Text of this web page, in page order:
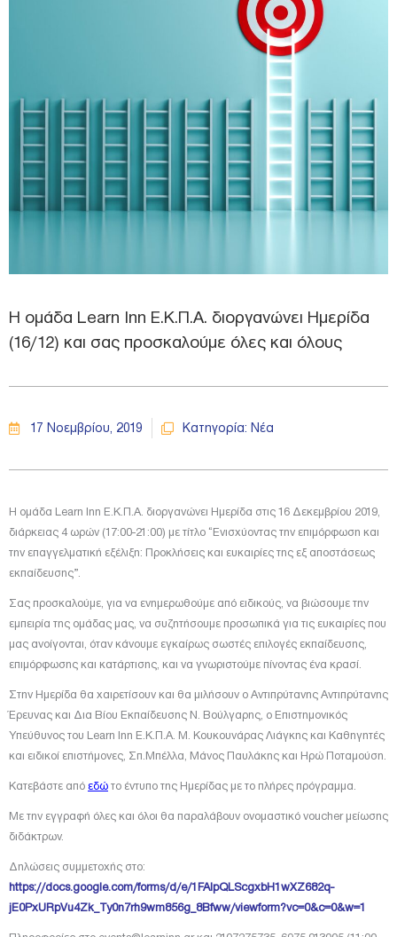
Η ομάδα Learn Inn Ε.Κ.Π.Α. διοργανώνει Ημερίδα
(16/12) και σας προσκαλούμε όλες και όλους
17 Νοεμβρίου, 2019 Κατηγορία: Νέα
Η ομάδα Learn Inn Ε.Κ.Π.Α. διοργανώνει Ημερίδα στις 16 Δεκεμβρίου 2019,
διάρκειας 4 ωρών (17:00-21:00) με τίτλο “Ενισχύοντας την επιμόρφωση και
την επαγγελματική εξέλιξη: Προκλήσεις και ευκαιρίες της εξ αποστάσεως
εκπαίδευσης”.
Σας προσκαλούμε, για να ενημερωθούμε από ειδικούς, να βιώσουμε την
εμπειρία της ομάδας μας, να συζητήσουμε προσωπικά για τις ευκαιρίες που
μας ανοίγονται, όταν κάνουμε εγκαίρως σωστές επιλογές εκπαίδευσης,
επιμόρφωσης και κατάρτισης, και να γνωριστούμε πίνοντας ένα κρασί.
Στην Ημερίδα θα χαιρετίσουν και θα μιλήσουν ο Αντιπρύτανης Αντιπρύτανης
Έρευνας και Δια Βίου Εκπαίδευσης Ν. Βούλγαρης, ο Επιστημονικός
Υπεύθυνος του Learn Inn Ε.Κ.Π.Α. Μ. Κουκουνάρας Λιάγκης και Καθηγητές
και ειδικοί επιστήμονες, Σπ.Μπέλλα, Μάνος Παυλάκης και Ηρώ Ποταμούση.
Κατεβάστε από εδώ το έντυπο της Ημερίδας με το πλήρες πρόγραμμα.
Με την εγγραφή όλες και όλοι θα παραλάβουν ονομαστικό voucher μείωσης
διδάκτρων.
Δηλώσεις συμμετοχής στο:
https://docs.google.com/forms/d/e/1FAIpQLScgxbH1wXZ682q-
jE0PxURpVu4Zk_Ty0n7rh9wm856g_8Bfww/viewform?vc=0&c=0&w=1